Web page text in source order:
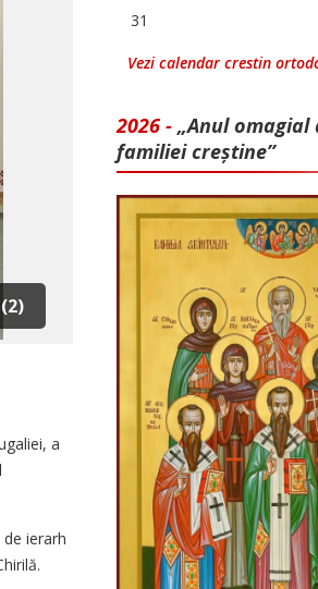
a
ierarh
31
Vezi calendar crestin
2026 - „Anul
familiei creștine”